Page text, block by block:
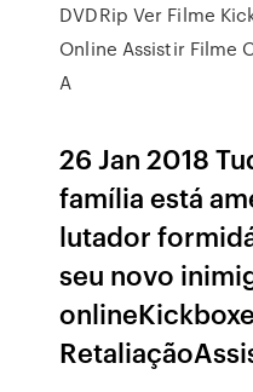
DVDRip Ver Filme
Online Assistir Filme
A
26 Jan 2018
família está
lutador
seu novo